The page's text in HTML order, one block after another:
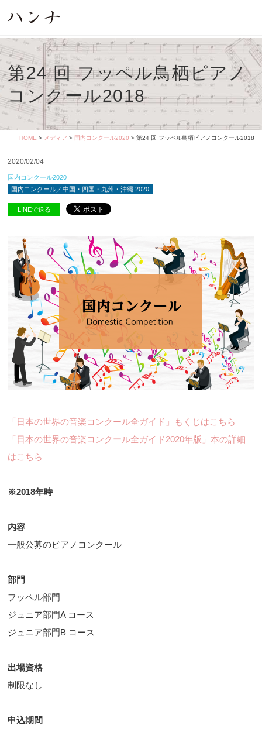
第24 回 フッペル鳥栖ピアノ
コンクール2018
HOME > メディア > 国内コンクール2020 > 第24 回 フッペル鳥栖ピアノコンクール2018
2020/02/04
国内コンクール2020
国内コンクール／中国・四国・九州・沖縄 2020
LINEで送る
「日本の世界の音楽コンクール全ガイド」もくじはこちら
「日本の世界の音楽コンクール全ガイド2020年版」本の詳細
はこちら
※2018年時
内容
一般公募のピアノコンクール
部門
フッペル部門
ジュニア部門A コース
ジュニア部門B コース
出場資格
制限なし
申込期間